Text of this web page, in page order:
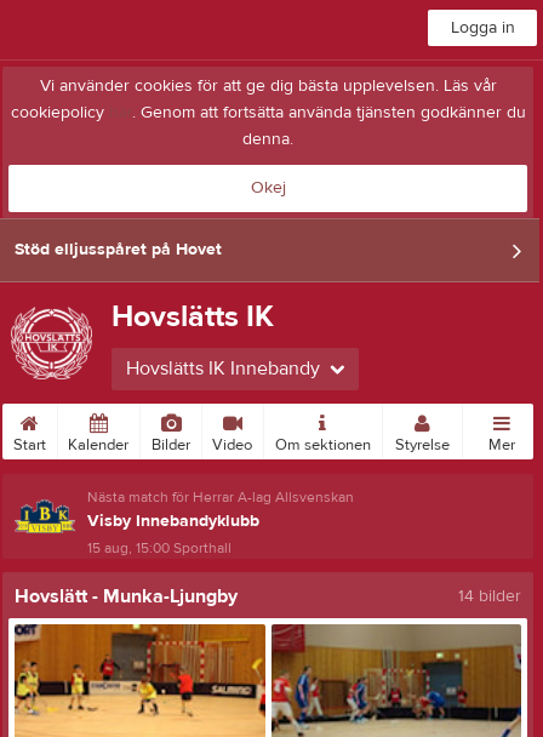
Logga in
Vi använder cookies för att ge dig bästa upplevelsen. Läs vår
cookiepolicy här. Genom att fortsätta använda tjänsten godkänner du
denna.
Okej
Stöd elljusspåret på Hovet
Hovslätts IK
Hovslätts IK Innebandy
Start Kalender Bilder Video Om sektionen Styrelse Mer
Nästa match för Herrar A-lag Allsvenskan
Visby Innebandyklubb
15 aug, 15:00Sporthall
Hovslätt - Munka-Ljungby 14 bilder